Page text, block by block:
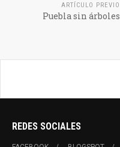
ARTÍCULO PREVIO
Puebla sin árboles
REDES SOCIALES